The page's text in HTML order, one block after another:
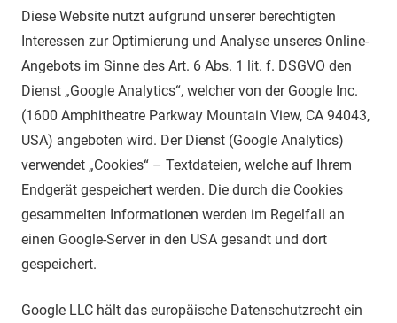
Diese Website nutzt aufgrund unserer berechtigten
Interessen zur Optimierung und Analyse unseres Online-
Angebots im Sinne des Art. 6 Abs. 1 lit. f. DSGVO den
Dienst „Google Analytics“, welcher von der Google Inc.
(1600 Amphitheatre Parkway Mountain View, CA 94043,
USA) angeboten wird. Der Dienst (Google Analytics)
verwendet „Cookies“ – Textdateien, welche auf Ihrem
Endgerät gespeichert werden. Die durch die Cookies
gesammelten Informationen werden im Regelfall an
einen Google-Server in den USA gesandt und dort
gespeichert.
Google LLC hält das europäische Datenschutzrecht ein